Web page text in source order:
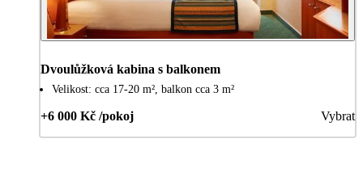
Dvoulůžková kabina s balkonem
Velikost: cca 17-20 m², balkon cca 3 m²
+6 000 Kč /pokoj Vybrat